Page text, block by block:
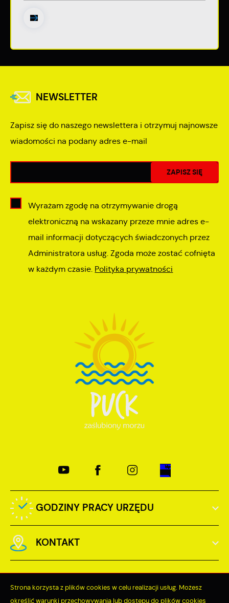
NEWSLETTER
Zapisz się do naszego newslettera i otrzymuj najnowsze
wiadomości na podany adres e-mail
Wyrażam zgodę na otrzymywanie drogą
elektroniczną na wskazany przeze mnie adres e-
mail informacji dotyczących świadczonych przez
Administratora usług. Zgoda może zostać cofnięta
w każdym czasie. Polityka prywatności
GODZINY PRACY URZĘDU
KONTAKT
Strona korzysta z plików cookies w celu realizacji usług. Możesz
określić warunki przechowywania lub dostępu do plików cookies